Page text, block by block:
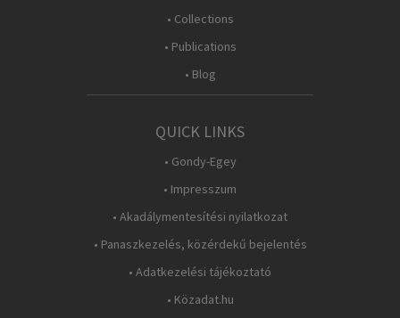
• Collections
• Publications
• Blog
QUICK LINKS
• Gondy-Egey
• Impresszum
• Akadálymentesítési nyilatkozat
• Panaszkezelés, közérdekű bejelentés
• Adatkezelési tájékoztató
• Közadat.hu